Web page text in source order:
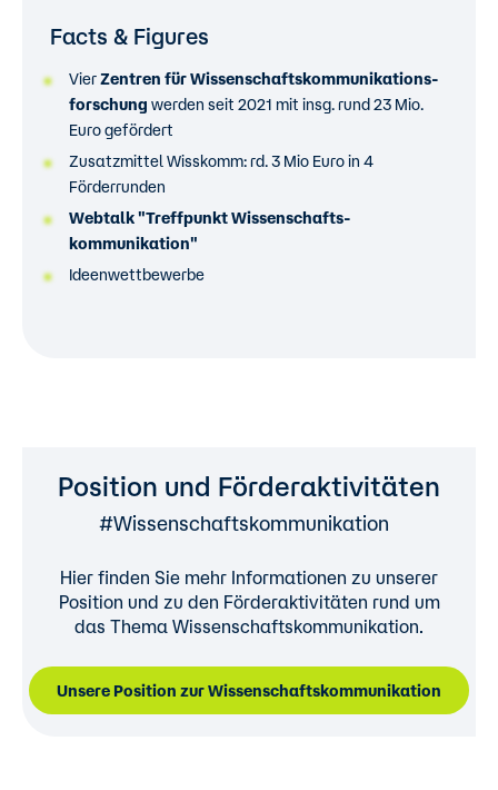
Facts & Figures
VierZentren für Wissenschafts­kommunikations­
forschung werden seit 2021 mit insg. rund 23 Mio.
Euro gefördert
Zusatzmittel Wisskomm: rd. 3 Mio Euro in 4
Förderrunden
Webtalk "Treffpunkt Wissenschafts­
kommunikation"
Ideenwettbewerbe
Position und Förderaktivitäten
#Wissenschaftskommunikation
Hier finden Sie mehr Informationen zu unserer
Position und zu den Förderaktivitäten rund um
das Thema Wissenschaftskommunikation.
Unsere Position zur Wissenschaftskommunikation